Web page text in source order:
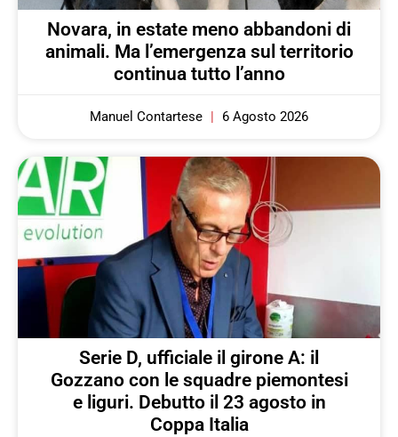
Novara, in estate meno abbandoni di
animali. Ma l’emergenza sul territorio
continua tutto l’anno
Manuel Contartese 6 Agosto 2026
Serie D, ufficiale il girone A: il
Gozzano con le squadre piemontesi
e liguri. Debutto il 23 agosto in
Coppa Italia